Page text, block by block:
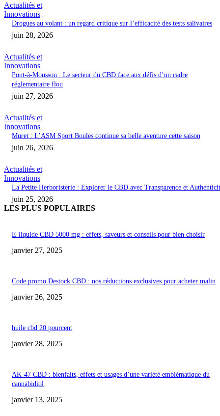
Actualités et
Innovations
Drogues au volant : un regard critique sur l’efficacité des tests salivaires
juin 28, 2026
Actualités et
Innovations
Pont-à-Mousson : Le secteur du CBD face aux défis d’un cadre
réglementaire flou
juin 27, 2026
Actualités et
Innovations
Muret : L’ASM Sport Boules continue sa belle aventure cette saison
juin 26, 2026
Actualités et
Innovations
La Petite Herboristerie : Explorer le CBD avec Transparence et
juin 25, 2026
LES PLUS POPULAIRES
E-liquide CBD 5000 mg : effets, saveurs et conseils pour bien choisir
janvier 27, 2025
Code promo Destock CBD : nos réductions exclusives pour acheter malin
janvier 26, 2025
huile cbd 20 pourcent
janvier 28, 2025
AK-47 CBD : bienfaits, effets et usages d’une variété emblématique du
cannabidiol
janvier 13, 2025